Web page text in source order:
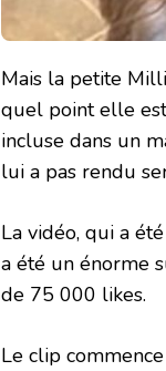
Mais la petite
quel point elle
incluse dans un
lui a pas rendu
La vidéo, qui a
a été un énorme
de 75 000 likes.
Le clip